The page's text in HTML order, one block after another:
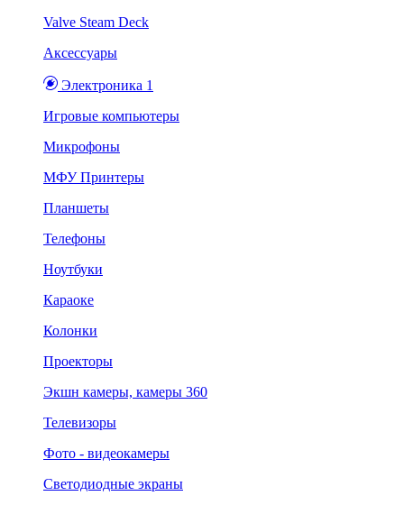
Valve Steam Deck
Аксессуары
Электроника 1
Игровые компьютеры
Микрофоны
МФУ Принтеры
Планшеты
Телефоны
Ноутбуки
Караоке
Колонки
Проекторы
Экшн камеры, камеры 360
Телевизоры
Фото - видеокамеры
Светодиодные экраны